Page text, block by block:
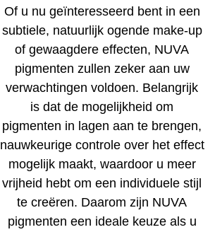
Of u nu geïnteresseerd bent in een
subtiele, natuurlijk ogende make-up
of gewaagdere effecten, NUVA
pigmenten zullen zeker aan uw
verwachtingen voldoen. Belangrijk
is dat de mogelijkheid om
pigmenten in lagen aan te brengen,
nauwkeurige controle over het effect
mogelijk maakt, waardoor u meer
vrijheid hebt om een ​​individuele stijl
te creëren. Daarom zijn NUVA
pigmenten een ideale keuze als u